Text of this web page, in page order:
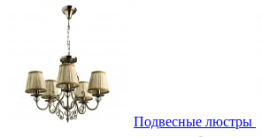
Подвесные люстры